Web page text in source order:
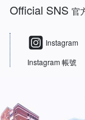
Official SNS官
Instagram
Instagram 帳號